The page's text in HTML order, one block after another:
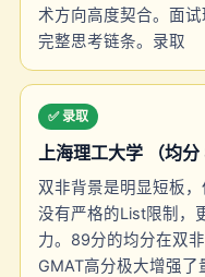
术方向高度契合。面
完整思考链条。录取
✅ 录取
上海理工大学 （均分
双非背景是明显短板
没有严格的List限制，
力。89分的均分在双
GMAT高分极大增强